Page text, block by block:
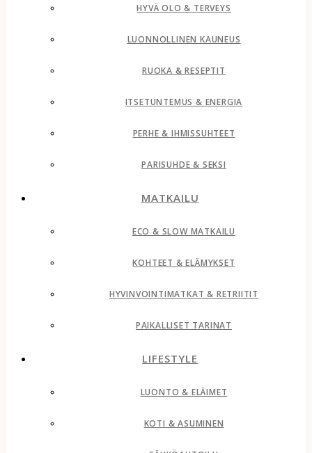
HYVÄ OLO & TERVEYS
LUONNOLLINEN KAUNEUS
RUOKA & RESEPTIT
ITSETUNTEMUS & ENERGIA
PERHE & IHMISSUHTEET
PARISUHDE & SEKSI
MATKAILU
ECO & SLOW MATKAILU
KOHTEET & ELÄMYKSET
HYVINVOINTIMATKAT & RETRIITIT
PAIKALLISET TARINAT
LIFESTYLE
LUONTO & ELÄIMET
KOTI & ASUMINEN